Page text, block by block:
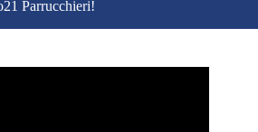
Parrucchieri!